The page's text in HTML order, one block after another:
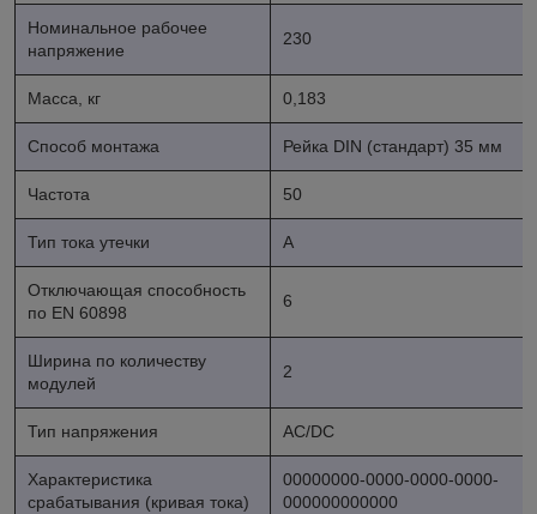
Номинальное рабочее
напряжение
230
Масса, кг 0,183
Способ монтажа Рейка DIN (стандарт) 35 мм
Частота 50
Тип тока утечки A
Отключающая способность
по EN 60898
6
Ширина по количеству
модулей
2
Тип напряжения AC/DC
Характеристика
срабатывания (кривая тока)
00000000-0000-0000-0000-
000000000000